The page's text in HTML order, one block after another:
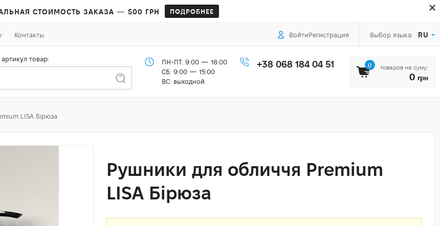
СТОИМОСТЬ ЗАКАЗА — 500 ГРН ПОДРОБНЕЕ
Контакты ВойтиРегистрация Выбор языка: RU
товар:
ПН-ПТ: 9:00 — 18:00
СБ: 9:00 — 15:00
ВС: выходной
+38 068 184 04 51 0 товаров на суму:
0 грн
LISA Бірюза
Рушники для обличчя Premium
LISA Бірюза